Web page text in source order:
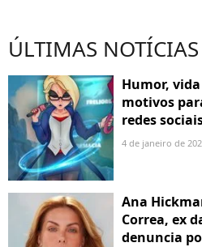
ÚLTIMAS NOTÍCIAS
Humor,
motivos
redes
4 de janeiro de
Ana
Correa, ex
denuncia